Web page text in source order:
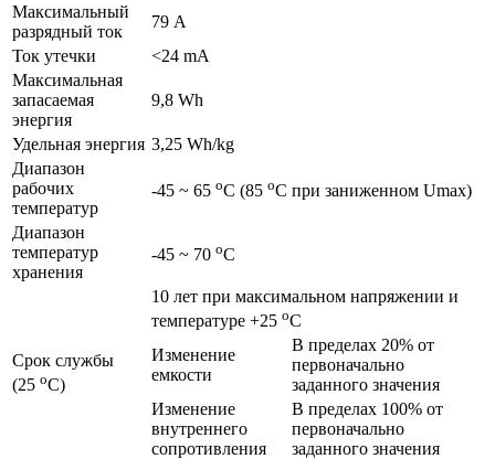
Максимальный
разрядный ток
79 А
Ток утечки
<24 mА
Максимальная
запасаемая
энергия
9,8 Wh
Удельная энергия 3,25 Wh/kg
Диапазон
рабочих
температур
-45 ~ 65 oC (85 oC при заниженном Umax)
Диапазон
температур
хранения
-45 ~ 70 oC
Срок службы
(25 oC)
10 лет при максимальном напряжении и
температуре +25 oC
Изменение
емкости
В пределах 20% от
первоначально
заданного значения
Изменение
внутреннего
сопротивления
В пределах 100% от
первоначально
заданного значения